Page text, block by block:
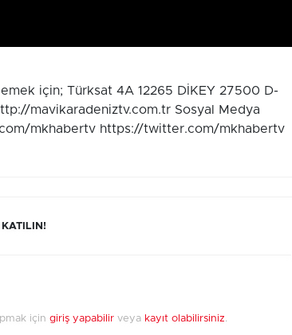
için; Türksat 4A 12265 DİKEY 27500 D-
mavikaradeniztv.com.tr Sosyal Medya
mkhabertv https://twitter.com/mkhabertv
için giriş yapabilir veya kayıt olabilirsiniz.